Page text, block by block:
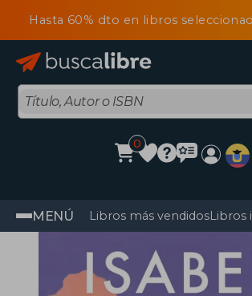
Hasta 60% dto en libros
0
MENÚ Libros más vendidosLibros